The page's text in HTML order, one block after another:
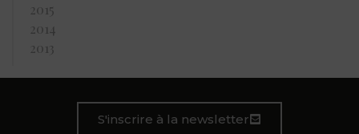
2015
2014
2013
S'inscrire à la newsletter